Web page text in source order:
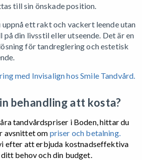
till sin önskade position.
ett rakt och vackert leende utan
din livsstil eller utseende. Det är en
för tandreglering och estetisk
med Invisalign hos Smile Tandvård.
behandling att kosta?
tandvårdspriser i Boden, hittar du
avsnittet om priser och betalning.
efter att erbjuda kostnadseffektiva
behov och din budget.